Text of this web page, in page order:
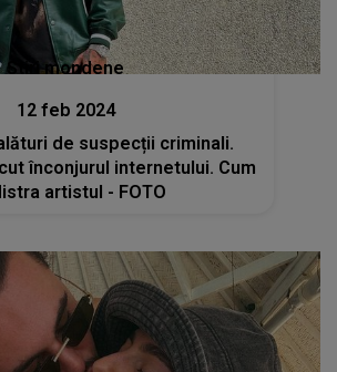
Stiri mondene
12 feb 2024
de suspecții criminali.
înconjurul internetului. Cum
artistul - FOTO